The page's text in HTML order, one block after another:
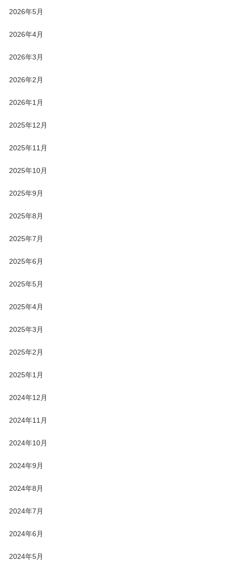
2026年5月
2026年4月
2026年3月
2026年2月
2026年1月
2025年12月
2025年11月
2025年10月
2025年9月
2025年8月
2025年7月
2025年6月
2025年5月
2025年4月
2025年3月
2025年2月
2025年1月
2024年12月
2024年11月
2024年10月
2024年9月
2024年8月
2024年7月
2024年6月
2024年5月